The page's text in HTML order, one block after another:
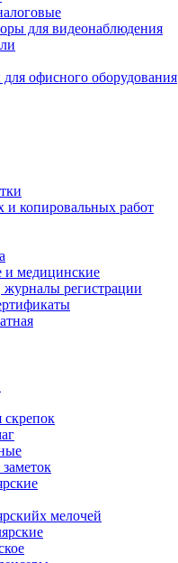
для видеонаблюдения
офисного оборудования
и копировальных работ
и медицинские
журналы регистрации
скрепок
мелочей